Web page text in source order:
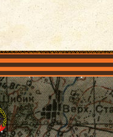
объединения Проекты